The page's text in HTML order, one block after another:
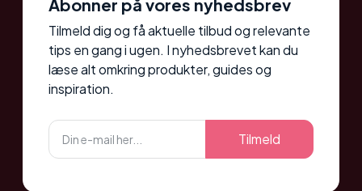
Abonner på vores nyhedsbrev
Tilmeld dig og få aktuelle tilbud og relevante
tips en gang i ugen. I nyhedsbrevet kan du
læse alt omkring produkter, guides og
inspiration.
Tilmeld